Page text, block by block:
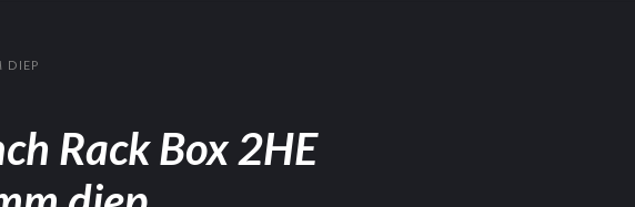
DIEP
Rack Box 2HE